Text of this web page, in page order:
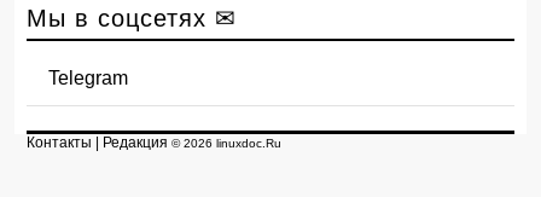
Мы в соцсетях ✉
Telegram
Контакты Редакция © 2026 linuxdoc.Ru